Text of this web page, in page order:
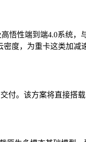
悟性端到端4.0系统，
度，为重卡这类加减
付。该方案将直接搭